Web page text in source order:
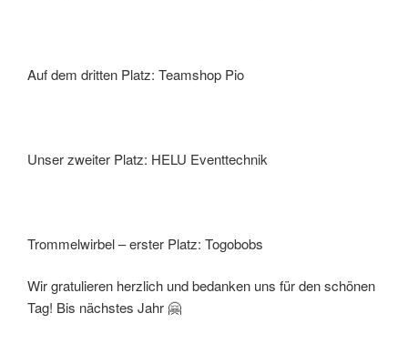
Auf dem dritten Platz: Teamshop Pio
Unser zweiter Platz: HELU Eventtechnik
Trommelwirbel – erster Platz: Togobobs
Wir gratulieren herzlich und bedanken uns für den schönen
Tag! Bis nächstes Jahr 🤗